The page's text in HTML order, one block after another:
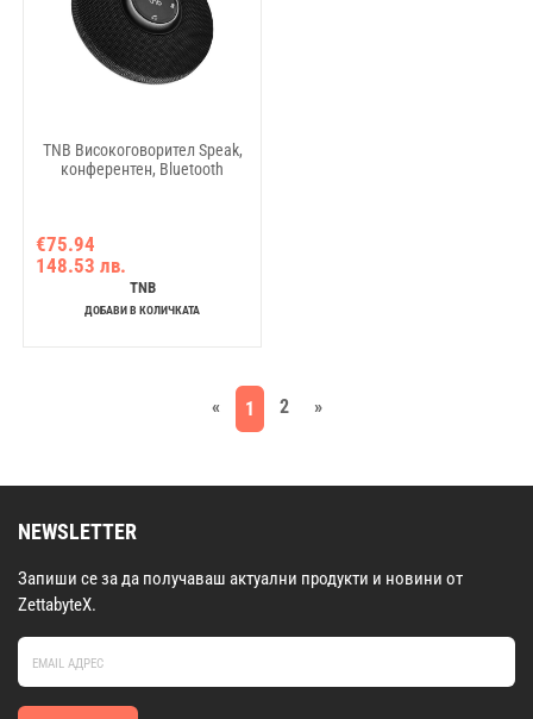
TNB Високоговорител Speak,
конферентен, Bluetooth
€75.94
148.53 лв.
TNB
ДОБАВИ В КОЛИЧКАТА
« 1 2 »
NEWSLETTER
Запиши се за да получаваш актуални продукти и новини от
ZettabyteX.